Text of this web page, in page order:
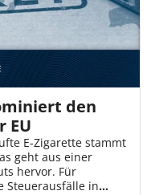
den
EU
E‑Zigarette stammt
geht aus einer
hervor. Für
Steuerausfälle in